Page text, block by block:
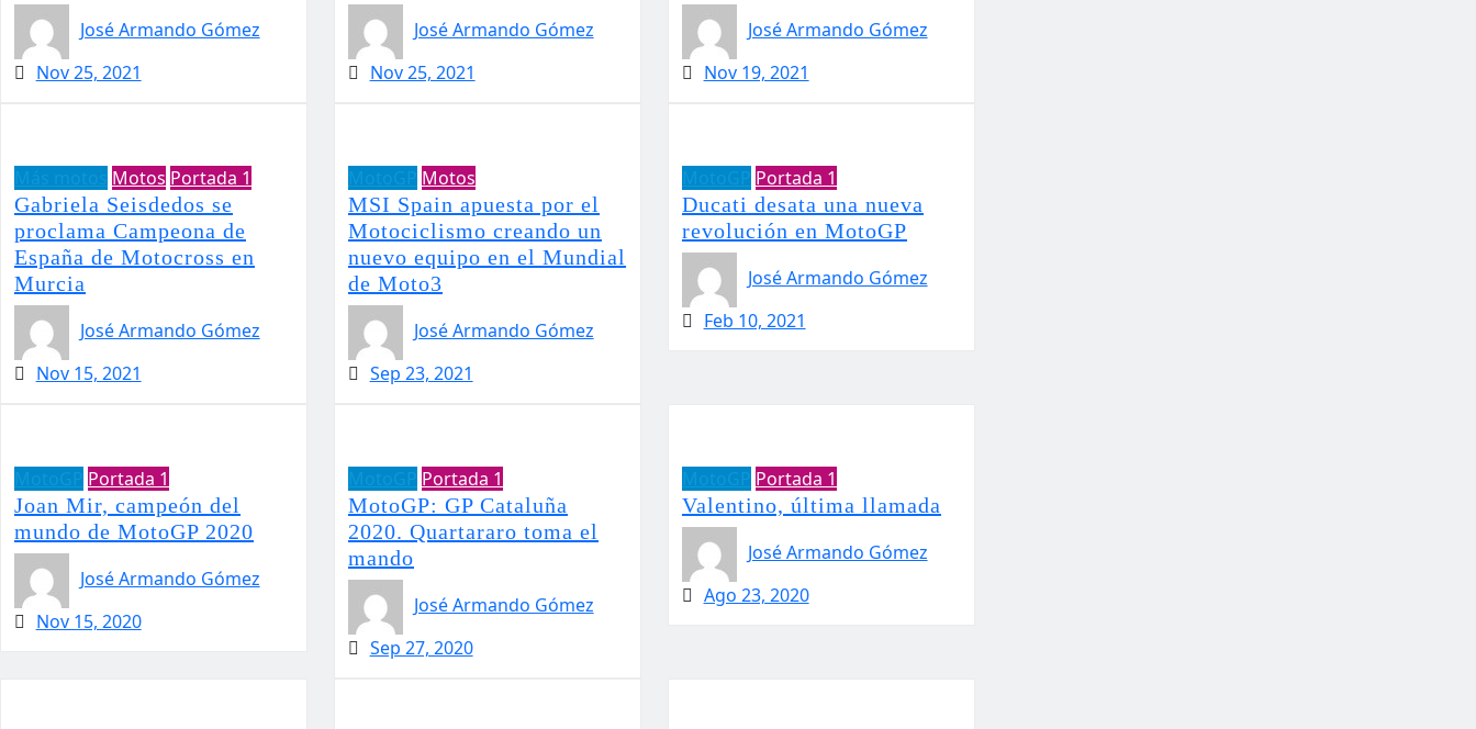
José Armando Gómez
Nov 25, 2021
José Armando Gómez
Nov 25, 2021
José Armando Gómez
Nov 19, 2021
Motos Portada 1
Gabriela Seisdedos se
proclama Campeona de
España de Motocross en
Murcia
José Armando Gómez
Nov 15, 2021
Motos
MSI Spain apuesta por el
Motociclismo creando un
nuevo equipo en el Mundial
de Moto3
José Armando Gómez
Sep 23, 2021
Portada 1
Ducati desata una nueva
revolución en MotoGP
José Armando Gómez
Feb 10, 2021
Portada 1
Joan Mir, campeón del
mundo de MotoGP 2020
José Armando Gómez
Nov 15, 2020
Portada 1
MotoGP: GP Cataluña
2020. Quartararo toma el
mando
José Armando Gómez
Sep 27, 2020
Portada 1
Valentino, última llamada
José Armando Gómez
Ago 23, 2020